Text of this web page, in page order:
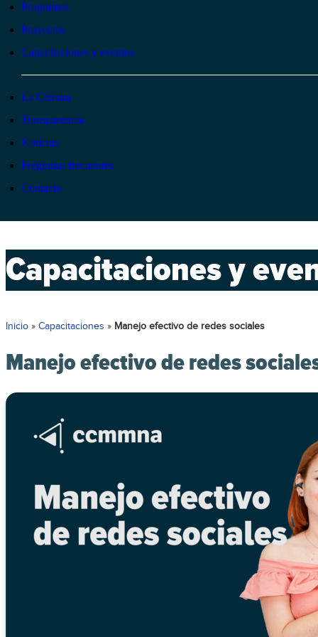
Programas
Proyectos
Capacitaciones y eventos
La Cámara
Transparencia
Noticias
Preguntas frecuentes
Contacto
Capacitaciones y
Inicio » Capacitaciones » Manejo efectivo de redes sociales
Manejo efectivo de redes